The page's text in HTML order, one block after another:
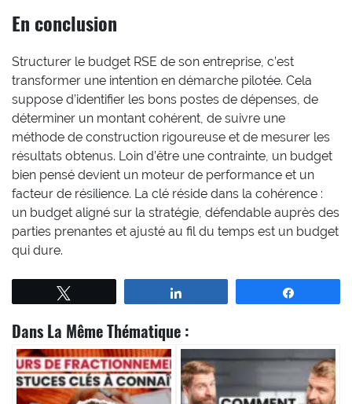
En conclusion
Structurer le budget RSE de son entreprise, c’est
transformer une intention en démarche pilotée. Cela
suppose d’identifier les bons postes de dépenses, de
déterminer un montant cohérent, de suivre une
méthode de construction rigoureuse et de mesurer les
résultats obtenus. Loin d’être une contrainte, un budget
bien pensé devient un moteur de performance et un
facteur de résilience. La clé réside dans la cohérence :
un budget aligné sur la stratégie, défendable auprès des
parties prenantes et ajusté au fil du temps est un budget
qui dure.
Dans La Même Thématique :